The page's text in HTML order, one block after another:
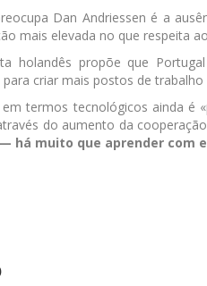
Dan Andriessen é a
mais elevada no que respeita
holandês propõe que
criar mais postos de
termos tecnológicos ainda é
do aumento da
há muito que aprender com